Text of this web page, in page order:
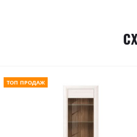
ТОП ПРОДАЖ